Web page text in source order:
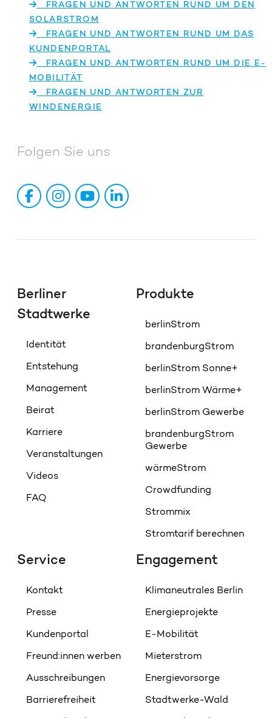
FRAGEN UND ANTWORTEN RUND UM DEN
SOLARSTROM
FRAGEN UND ANTWORTEN RUND UM DAS
KUNDENPORTAL
FRAGEN UND ANTWORTEN RUND UM DIE E-
MOBILITÄT
FRAGEN UND ANTWORTEN ZUR
WINDENERGIE
Folgen Sie uns
Berliner
Stadtwerke
Identität
Entstehung
Management
Beirat
Karriere
Veranstaltungen
Videos
FAQ
Produkte
berlinStrom
brandenburgStrom
berlinStrom Sonne+
berlinStrom Wärme+
berlinStrom Gewerbe
brandenburgStrom
Gewerbe
wärmeStrom
Crowdfunding
Strommix
Stromtarif berechnen
Service
Kontakt
Presse
Kundenportal
Freund:innen werben
Ausschreibungen
Barrierefreiheit
Engagement
Klimaneutrales Berlin
Energieprojekte
E-Mobilität
Mieterstrom
Energievorsorge
Stadtwerke-Wald